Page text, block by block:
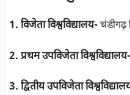
1. विजेता विश्वविद्यालय-चंडीगढ़
2. प्रथम उपविजेता विश्वविद्यालय-
3. द्वितीय उपविजेता